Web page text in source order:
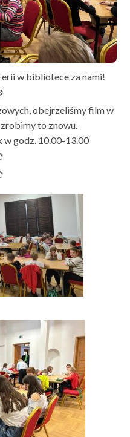
w bibliotece za nami!
obejrzeliśmy film w
to znowu.
w godz. 10.00-13.00